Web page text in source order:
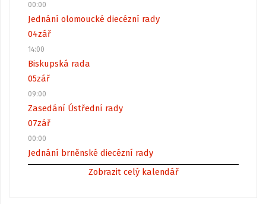
00:00
Jednání olomoucké diecézní rady
04zář
14:00
Biskupská rada
05zář
09:00
Zasedání Ústřední rady
07zář
00:00
Jednání brněnské diecézní rady
Zobrazit celý kalendář